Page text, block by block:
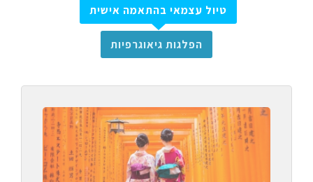
טיול עצמאי בהתאמה אישית
הפלגות גיאוגרפיות